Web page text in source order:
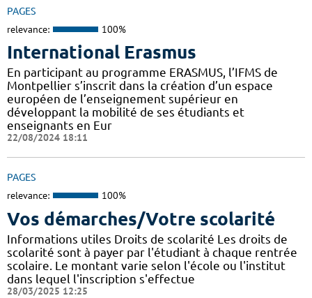
PAGES
relevance: 100%
International Erasmus
En participant au programme ERASMUS, l’IFMS de
Montpellier s’inscrit dans la création d’un espace
européen de l’enseignement supérieur en
développant la mobilité de ses étudiants et
enseignants en Eur
22/08/2024 18:11
PAGES
relevance: 100%
Vos démarches/Votre scolarité
Informations utiles Droits de scolarité Les droits de
scolarité sont à payer par l'étudiant à chaque rentrée
scolaire. Le montant varie selon l'école ou l'institut
dans lequel l'inscription s'effectue
28/03/2025 12:25